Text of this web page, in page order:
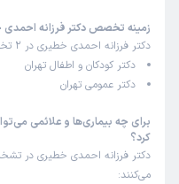
زمینه تخصص دکتر فرزانه
دکتر فرزانه احمدی خطیری در 2 تخصص و در 1 شهر فعالیت دارند:
دکتر کودکان و اطفال تهران
دکتر عمومی تهران
برای چه بیماری‌ها و علائمی
کرد؟
دکتر فرزانه احمدی خطیری در
می‌کنند: